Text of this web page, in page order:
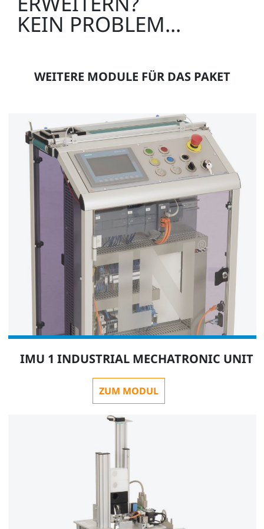
Medien:
Interactive Lab Assistant: IMU 1 Industrial
Mechatronic Unit
SO2805-5J
Interactive Lab Assistant: IMS X Mechatronische
Basisstationen
SO2805-5X
KEIN PROBLEM...
WEITERE MODULE FÜR DAS PAKET
IMU 1 INDUSTRIAL MECHATRONIC UNIT
ZUM MODUL